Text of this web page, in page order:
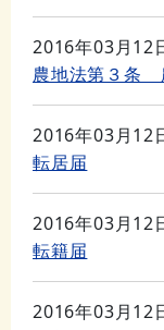
2016年03月12
農地法第３条
2016年03月12
転居届
2016年03月12
転籍届
2016年03月12